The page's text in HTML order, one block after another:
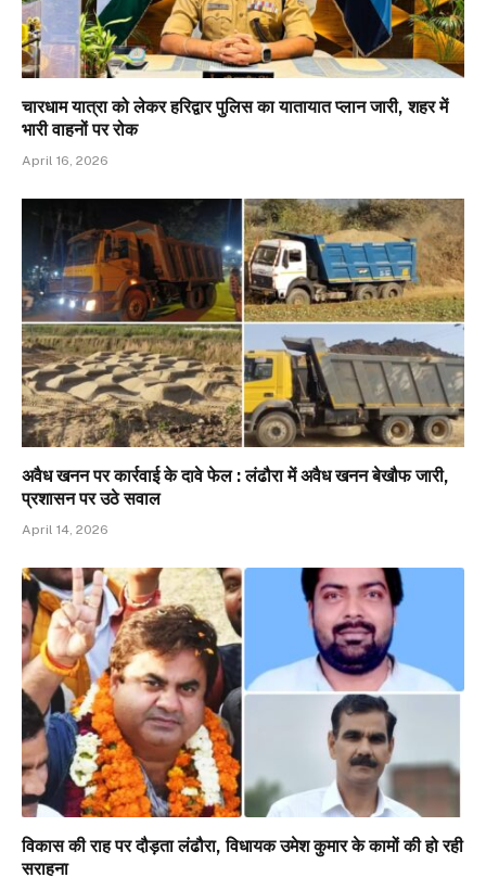
चारधाम यात्रा को लेकर हरिद्वार पुलिस का यातायात प्लान जारी, शहर में
भारी वाहनों पर रोक
April 16, 2026
अवैध खनन पर कार्रवाई के दावे फेल : लंढौरा में अवैध खनन बेखौफ जारी,
प्रशासन पर उठे सवाल
April 14, 2026
विकास की राह पर दौड़ता लंढौरा, विधायक उमेश कुमार के कामों की हो रही
सराहना